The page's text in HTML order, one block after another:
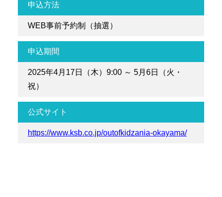
申込方法
WEB事前予約制（抽選）
申込期間
2025年4月17日（木）9:00 ～ 5月6日（火・
祝）
公式サイト
https://www.ksb.co.jp/outofkidzania-okayama/